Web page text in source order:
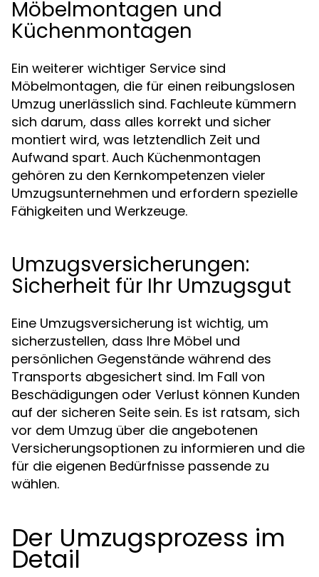
Möbelmontagen und
Küchenmontagen
Ein weiterer wichtiger Service sind
Möbelmontagen, die für einen reibungslosen
Umzug unerlässlich sind. Fachleute kümmern
sich darum, dass alles korrekt und sicher
montiert wird, was letztendlich Zeit und
Aufwand spart. Auch Küchenmontagen
gehören zu den Kernkompetenzen vieler
Umzugsunternehmen und erfordern spezielle
Fähigkeiten und Werkzeuge.
Umzugsversicherungen:
Sicherheit für Ihr Umzugsgut
Eine Umzugsversicherung ist wichtig, um
sicherzustellen, dass Ihre Möbel und
persönlichen Gegenstände während des
Transports abgesichert sind. Im Fall von
Beschädigungen oder Verlust können Kunden
auf der sicheren Seite sein. Es ist ratsam, sich
vor dem Umzug über die angebotenen
Versicherungsoptionen zu informieren und die
für die eigenen Bedürfnisse passende zu
wählen.
Der Umzugsprozess im
Detail